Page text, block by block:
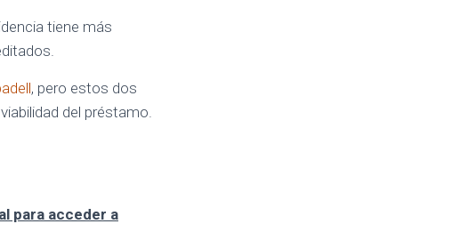
tiene más
, pero estos dos
del préstamo.
para acceder a